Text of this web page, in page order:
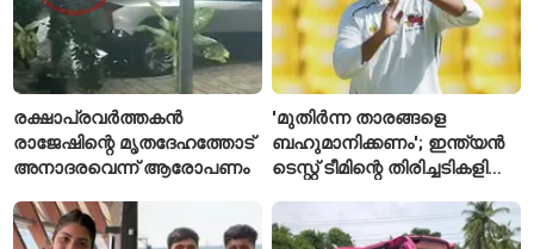
രക്ഷാപ്രവർത്തകൻ
രാജേഷിന്റെ മൃതദേഹത്തോട്
അനാദരവെന്ന് ആരോപണം
'മുതിർന്ന താരങ്ങളെ
ബഹുമാനിക്കണം'; ഇന്ത്യൻ
ടെസ്റ്റ് ടീമിന്റെ തിരിച്ചടികളിൽ
രഹാനെ